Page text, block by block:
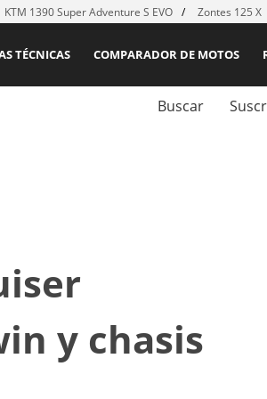
KTM 1390 Super Adventure S EVO Zontes 125 X
COMPARADOR DE MOTOS
TÉCNICAS
Buscar
y chasis